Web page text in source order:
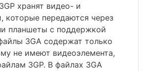
хранят видео- и
которые передаются через
планшеты с поддержкой
3GA содержат только
не имеют видеоэлемента,
3GP. В файлах 3GA